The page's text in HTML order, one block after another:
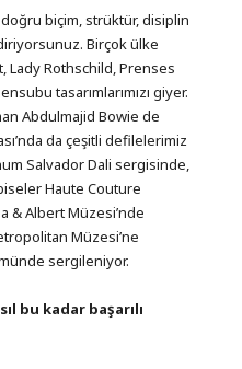
doğru biçim, strüktür, disiplin
Birçok ülke
Lady Rothschild, Prenses
tasarımlarımızı giyer.
Abdulmajid Bowie de
da çeşitli defilelerimiz
Salvador Dali sergisinde,
Haute Couture
& Albert Müzesi’nde
Müzesi’ne
sergileniyor.
bu kadar başarılı